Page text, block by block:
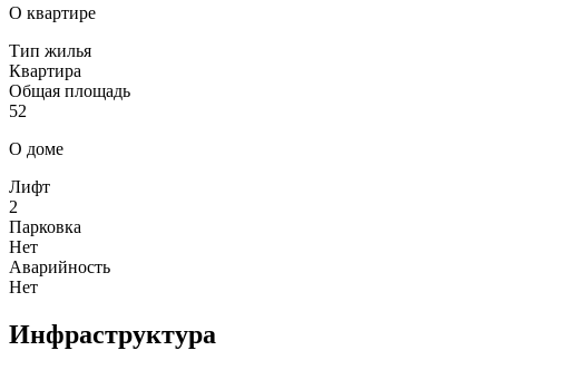
О квартире
Тип жилья
Квартира
Общая площадь
52
О доме
Лифт
2
Парковка
Нет
Аварийность
Нет
Инфраструктура